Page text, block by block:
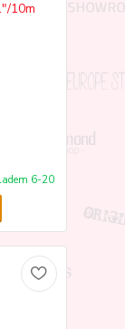
6-20